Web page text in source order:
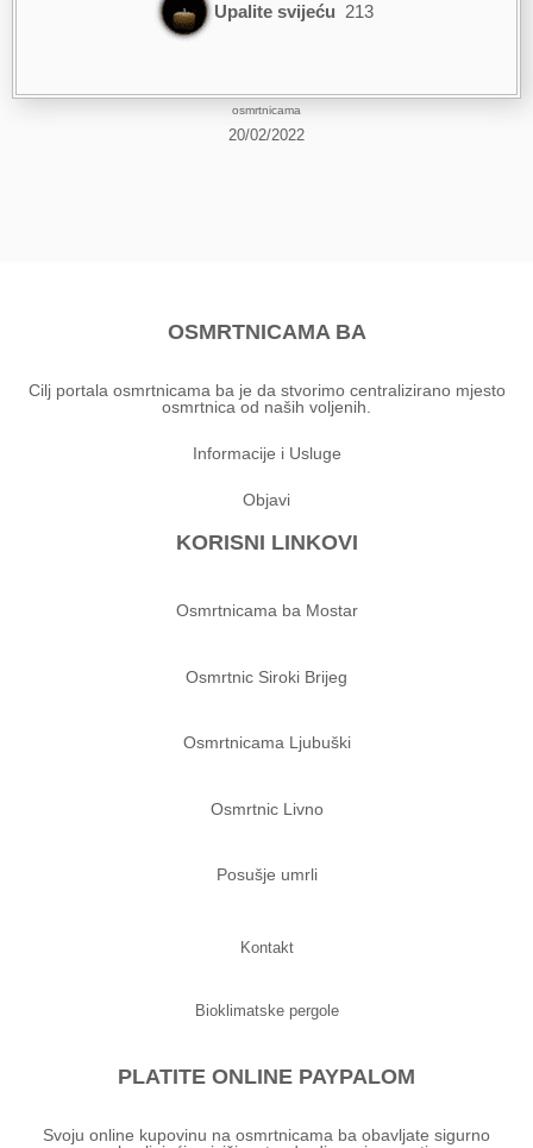
Upalite svijeću 213
osmrtnicama
20/02/2022
OSMRTNICAMA BA
Cilj portala osmrtnicama ba je da stvorimo centralizirano mjesto
osmrtnica od naših voljenih.
Informacije i Usluge
Objavi
KORISNI LINKOVI
Osmrtnicama ba Mostar
Osmrtnic Siroki Brijeg
Osmrtnicama Ljubuški
Osmrtnic Livno
Posušje umrli
Kontakt
Bioklimatske pergole
PLATITE ONLINE PAYPALOM
Svoju online kupovinu na osmrtnicama ba obavljate sigurno